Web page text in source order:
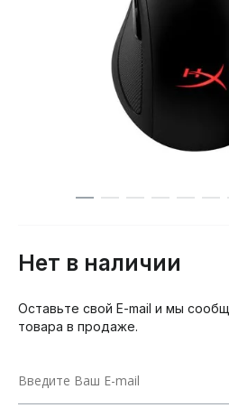
Нет в наличии
Оставьте свой E-mail и мы
товара в продаже.